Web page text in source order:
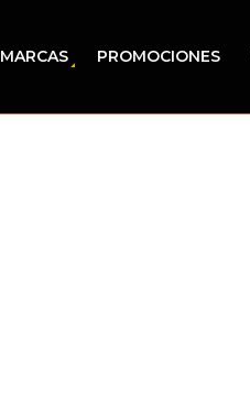
MARCAS PROMOCIONES